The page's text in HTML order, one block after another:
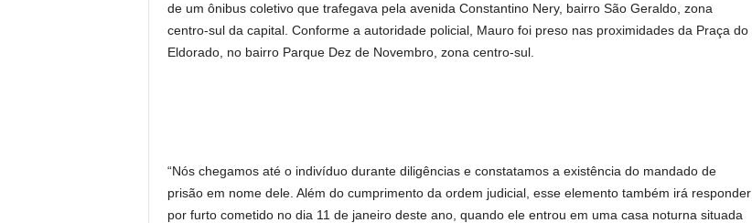
de um ônibus coletivo que trafegava pela avenida Constantino Nery, bairro São Geraldo, zona
centro-sul da capital. Conforme a autoridade policial, Mauro foi preso nas proximidades da Praça do
Eldorado, no bairro Parque Dez de Novembro, zona centro-sul.
“Nós chegamos até o indivíduo durante diligências e constatamos a existência do mandado de
prisão em nome dele. Além do cumprimento da ordem judicial, esse elemento também irá responder
por furto cometido no dia 11 de janeiro deste ano, quando ele entrou em uma casa noturna situada